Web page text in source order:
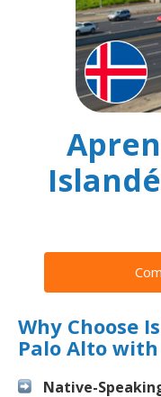
Why Choose
Palo Alto
Native-